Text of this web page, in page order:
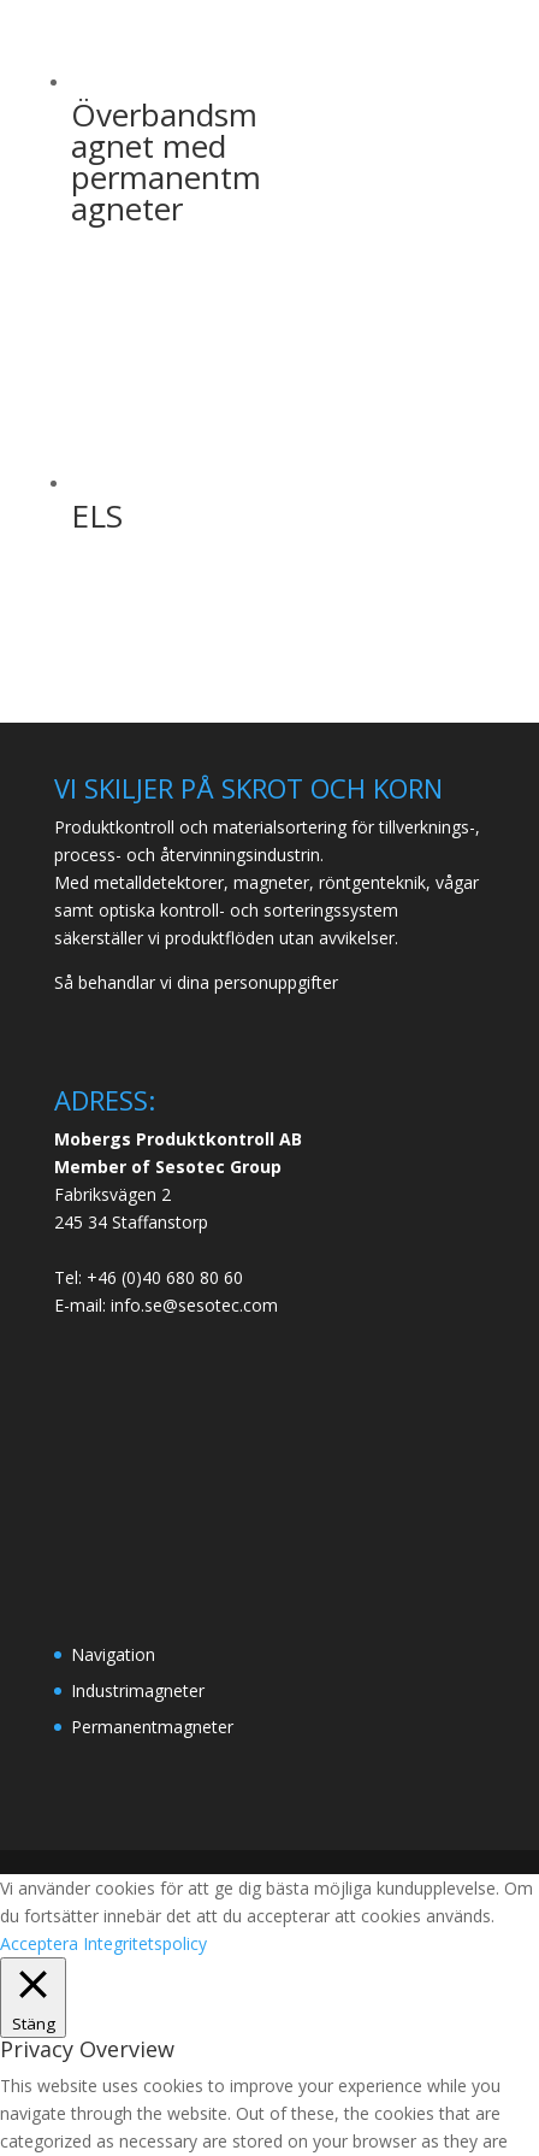
Överbandsm
agnet med
permanentm
agneter
ELS
VI SKILJER PÅ SKROT OCH KORN
Produktkontroll och materialsortering för tillverknings-,
process- och återvinningsindustrin.
Med metalldetektorer, magneter, röntgenteknik, vågar
samt optiska kontroll- och sorteringssystem
säkerställer vi produktflöden utan avvikelser.
Så behandlar vi dina personuppgifter
ADRESS:
Mobergs Produktkontroll AB
Member of Sesotec Group
Fabriksvägen 2
245 34 Staffanstorp
Tel: +46 (0)40 680 80 60
E-mail: info.se@sesotec.com
Navigation
Industrimagneter
Permanentmagneter
Vi använder cookies för att ge dig bästa möjliga kundupplevelse. Om
du fortsätter innebär det att du accepterar att cookies används.
Acceptera Integritetspolicy
Stäng
Privacy Overview
This website uses cookies to improve your experience while you
navigate through the website. Out of these, the cookies that are
categorized as necessary are stored on your browser as they are